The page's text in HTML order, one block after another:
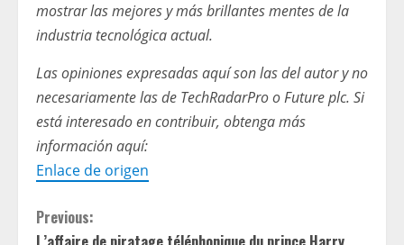
mostrar las mejores y más brillantes mentes de la
industria tecnológica actual.
Las opiniones expresadas aquí son las del autor y no
necesariamente las de TechRadarPro o Future plc. Si
está interesado en contribuir, obtenga más
información aquí:
Enlace de origen
C
Previous: